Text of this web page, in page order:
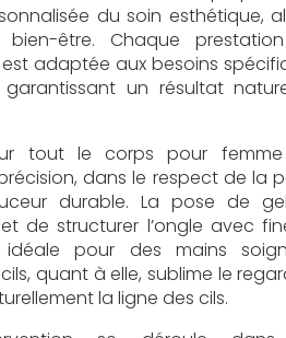
du soin esthétique,
être. Chaque
est adaptée aux besoins
un résultat
tout le corps pour
dans le respect de la
durable. La pose de
de structurer l’ongle avec
pour des mains
cils, quant à elle, sublime le
la ligne des cils.